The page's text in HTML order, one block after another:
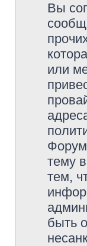
Вы
или
тему
тем,
быть